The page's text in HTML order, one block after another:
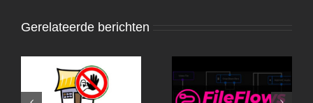
Gerelateerde berichten